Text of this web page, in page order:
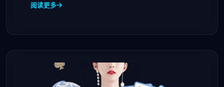
阅读更多